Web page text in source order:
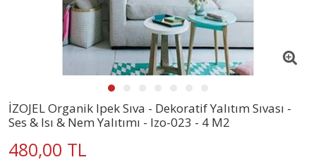
İZOJEL Organik Ipek Sıva - Dekoratif Yalıtım Sıvası -
Ses & Isı & Nem Yalıtımı - Izo-023 - 4 M2
480,00 TL